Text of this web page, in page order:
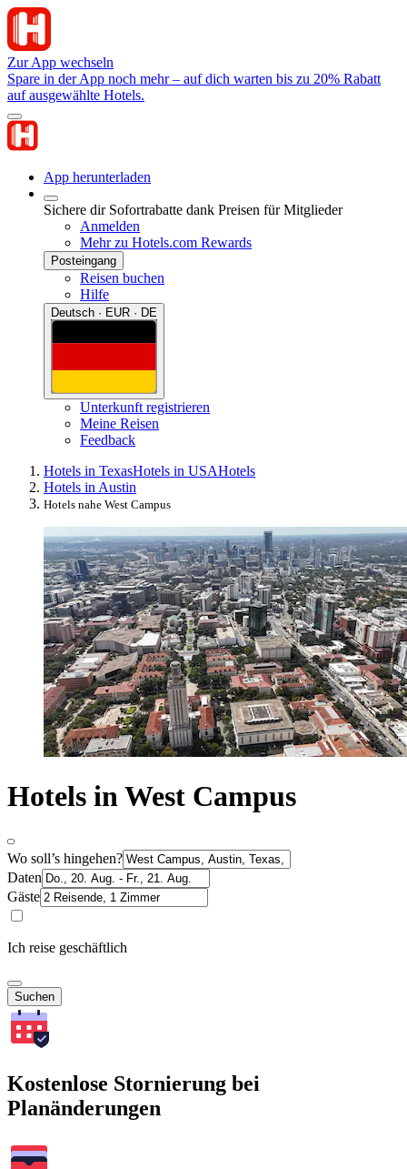
Zur App wechseln
Spare in der App noch mehr – auf dich warten bis zu 20% Rabatt
auf ausgewählte Hotels.
App herunterladen
Sichere dir Sofortrabatte dank Preisen für Mitglieder
Anmelden
Mehr zu Hotels.com Rewards
Posteingang
Reisen buchen
Hilfe
Deutsch · EUR · DE
Unterkunft registrieren
Meine Reisen
Feedback
Hotels in TexasHotels in USAHotels
Hotels in Austin
Hotels nahe West Campus
Hotels in West Campus
Wo soll’s hingehen?
Daten
Gäste
Ich reise geschäftlich
Suchen
Kostenlose Stornierung bei
Planänderungen